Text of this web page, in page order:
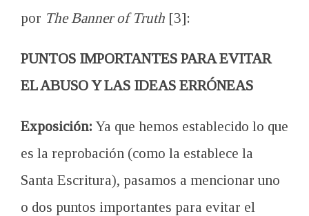
por The Banner of Truth [3]:
PUNTOS IMPORTANTES PARA EVITAR
EL ABUSO Y LAS IDEAS ERRÓNEAS
Exposición: Ya que hemos establecido lo que
es la reprobación (como la establece la
Santa Escritura), pasamos a mencionar uno
o dos puntos importantes para evitar el